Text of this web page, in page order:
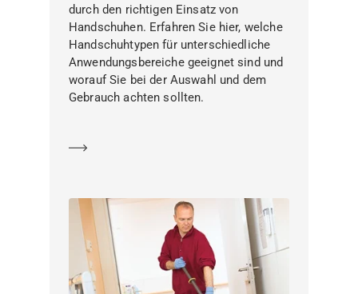
durch den richtigen Einsatz von
Handschuhen. Erfahren Sie hier, welche
Handschuhtypen für unterschiedliche
Anwendungsbereiche geeignet sind und
worauf Sie bei der Auswahl und dem
Gebrauch achten sollten.